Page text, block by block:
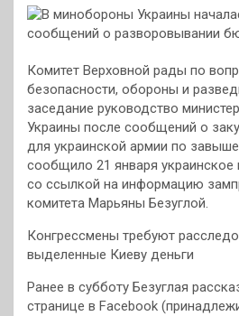
Комитет Верховной рады по
безопасности, обороны и
заседание руководство
Украины после сообщений о
для украинской армии по
сообщило 21 января украинское
со ссылкой на информацию
комитета Марьяны Безуглой.
Конгрессмены требуют
выделенные Киеву деньги
Ранее в субботу Безуглая
странице в Facebook